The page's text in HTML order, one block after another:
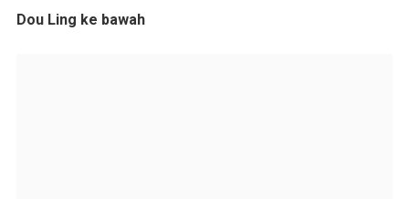
Dou Ling ke bawah